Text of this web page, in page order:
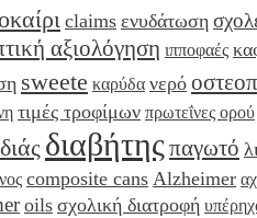
claims ενυδάτωση
αξιολόγηση ιπποφαές
sweete καρύδα νερό
τιμές τροφίμων πρωτεΐνες ορού
διαβήτηςπαγωτό
composite cans Alzheimer
oils σχολική διατροφή